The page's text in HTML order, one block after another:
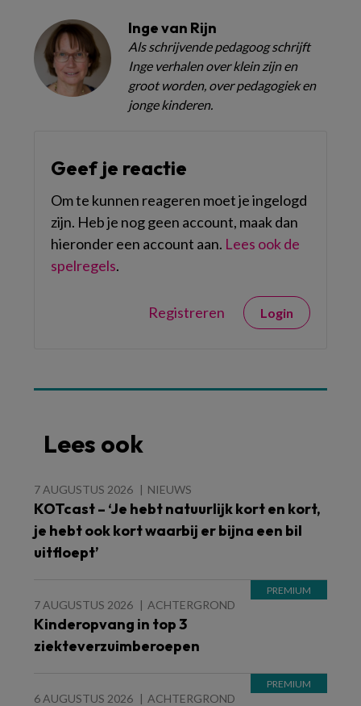
Inge van Rijn
Als schrijvende pedagoog schrijft
Inge verhalen over klein zijn en
groot worden, over pedagogiek en
jonge kinderen.
Geef je reactie
Om te kunnen reageren moet je ingelogd
zijn. Heb je nog geen account, maak dan
hieronder een account aan. Lees ook de
spelregels.
Registreren Login
Lees ook
7 AUGUSTUS 2026 NIEUWS
KOTcast – ‘Je hebt natuurlijk kort en kort,
je hebt ook kort waarbij er bijna een bil
uitfloept’
7 AUGUSTUS 2026 ACHTERGROND
Kinderopvang in top 3
ziekteverzuimberoepen
6 AUGUSTUS 2026 ACHTERGROND